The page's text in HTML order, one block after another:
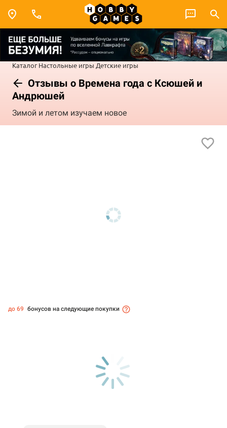
Каталог Настольные игры Детские игры
Отзывы о Времена года с Ксюшей и
Андрюшей
Зимой и летом изучаем новое
до 69 бонусов на следующие покупки